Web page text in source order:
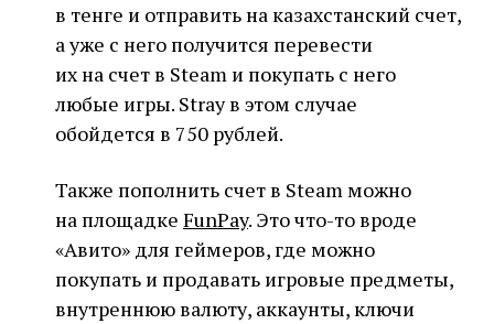
в тенге и отправить на казахстанский счет,
а уже с него получится перевести
их на счет в Steam и покупать с него
любые игры. Stray в этом случае
обойдется в 750 рублей.
Также пополнить счет в Steam можно
на площадке FunPay. Это что-то вроде
«Авито» для геймеров, где можно
покупать и продавать игровые предметы,
внутреннюю валюту, аккаунты, ключи